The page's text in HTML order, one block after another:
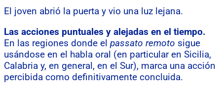
El joven abrió la puerta y vio una luz lejana.
Las acciones puntuales y alejadas en el tiempo.
En las regiones donde el passato remoto sigue
usándose en el habla oral (en particular en Sicilia,
Calabria y, en general, en el Sur), marca una acción
percibida como definitivamente concluida.